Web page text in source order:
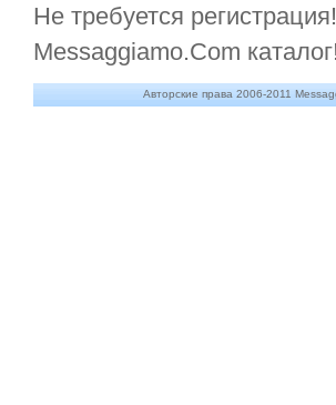
Не требуется
Messaggiamo.Com каталог!
Авторские права 2006-2011